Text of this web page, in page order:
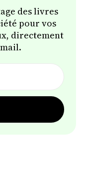
des livres
pour vos
directement